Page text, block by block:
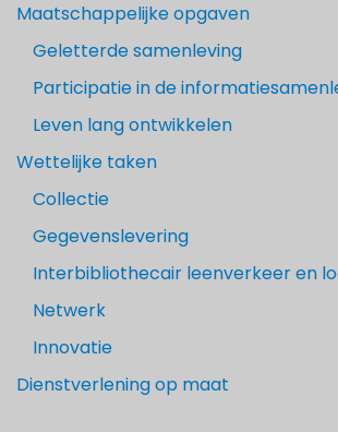
Maatschappelijke opgaven
Geletterde samenleving
Participatie in de
Leven lang ontwikkelen
Wettelijke taken
Collectie
Gegevenslevering
Interbibliothecair leenverkeer en
Netwerk
Innovatie
Dienstverlening op maat